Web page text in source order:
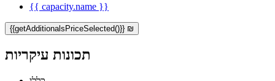
{{ capacity.name }}
{{getAdditionalsPriceSelected()}} ₪
תכונות עיקריות